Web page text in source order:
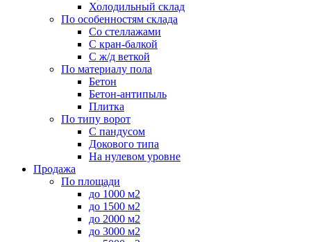
Холодильный склад
По особенностям склада
Со стеллажами
С кран-балкой
С ж/д веткой
По материалу пола
Бетон
Бетон-антипыль
Плитка
По типу ворот
С пандусом
Докового типа
На нулевом уровне
Продажа
По площади
до 1000 м2
до 1500 м2
до 2000 м2
до 3000 м2